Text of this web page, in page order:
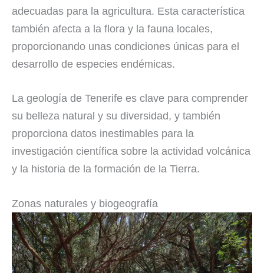
adecuadas para la agricultura. Esta característica
también afecta a la flora y la fauna locales,
proporcionando unas condiciones únicas para el
desarrollo de especies endémicas.
La geología de Tenerife es clave para comprender
su belleza natural y su diversidad, y también
proporciona datos inestimables para la
investigación científica sobre la actividad volcánica
y la historia de la formación de la Tierra.
Zonas naturales y biogeografía